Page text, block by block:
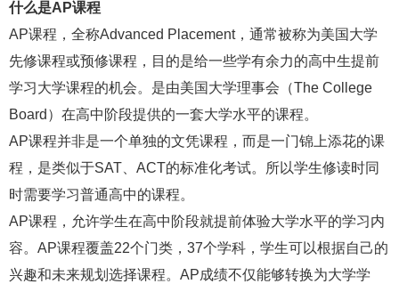
什么是AP课程
AP课程，全称Advanced Placement，通常被称为美国大学
先修课程或预修课程，目的是给一些学有余力的高中生提前
学习大学课程的机会。是由美国大学理事会（The College
Board）在高中阶段提供的一套大学水平的课程。
AP课程并非是一个单独的文凭课程，而是一门锦上添花的课
程，是类似于SAT、ACT的标准化考试。所以学生修读时同
时需要学习普通高中的课程。
AP课程，允许学生在高中阶段就提前体验大学水平的学习内
容。AP课程覆盖22个门类，37个学科，学生可以根据自己的
兴趣和未来规划选择课程。AP成绩不仅能够转换为大学学